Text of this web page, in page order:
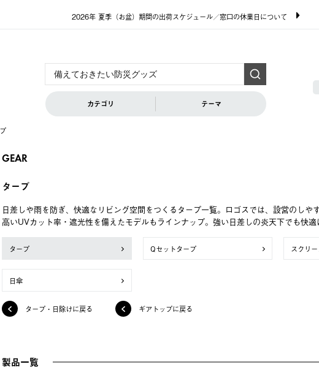
2026年 夏季（お盆）期間の出荷スケジュール／窓口の休業日について
カテゴリ テーマ
GEAR
タープ
日差しや雨を防ぎ、快適なリビング空間をつくるタープ一覧。ロゴスでは、設営のし
高いUVカット率・遮光性を備えたモデルもラインナップ。強い日差しの炎天下でも快適
タープ Qセットタープ スクリ
日傘
タープ・日除けに戻る ギアトップに戻る
製品一覧